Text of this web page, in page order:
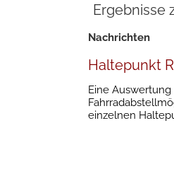
Ergebnisse
Nachrichten
Haltepunkt
Eine
einzelnen